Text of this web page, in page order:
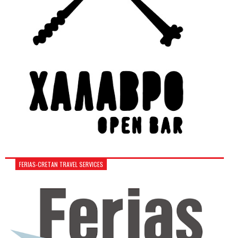
FERIAS-CRETAN TRAVEL SERVICES